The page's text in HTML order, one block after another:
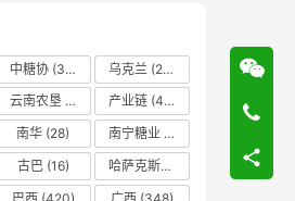
中糖协 (37) 乌克兰 (20)
云南农垦 产业链 (42)
南华 (28) 南宁糖业
古巴(16) 哈萨克斯坦